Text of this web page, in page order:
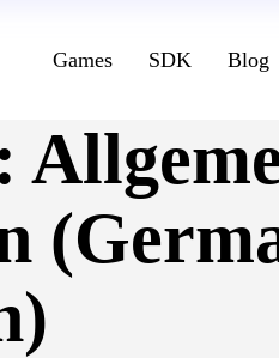
Games SDK Blog